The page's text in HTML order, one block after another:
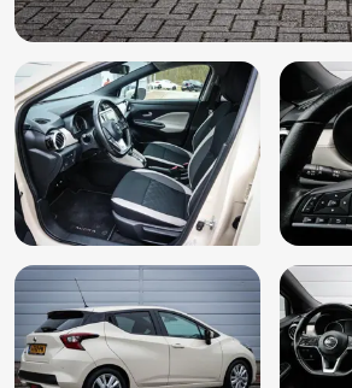
Radio
Stuurbekrachtiging snelheidsafhankelijk
Stuur leder
Stuur multifunctioneel
Stuur verstelbaar